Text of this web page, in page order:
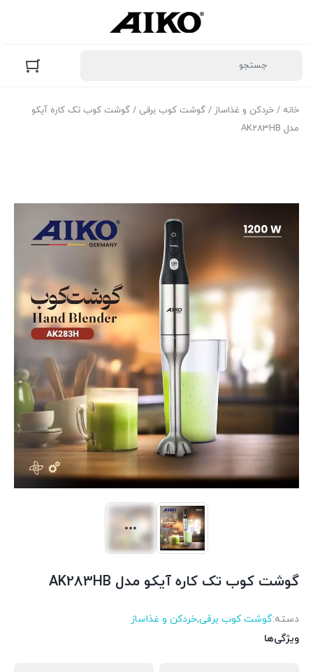
خانه / خردکن و غذاساز / گوشت کوب برقی / گوشت کوب تک کاره آیکو
مدل AK283HB
گوشت کوب تک کاره آیکو مدل AK283HB
دسته:گوشت کوب برقی,خردکن و غذاساز
ویژگی‌ها